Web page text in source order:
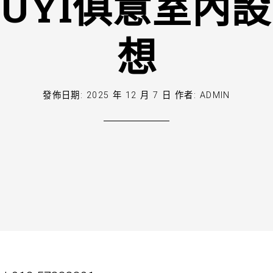
想
發佈日期: 2025 年 12 月 7 日 作者: ADMIN